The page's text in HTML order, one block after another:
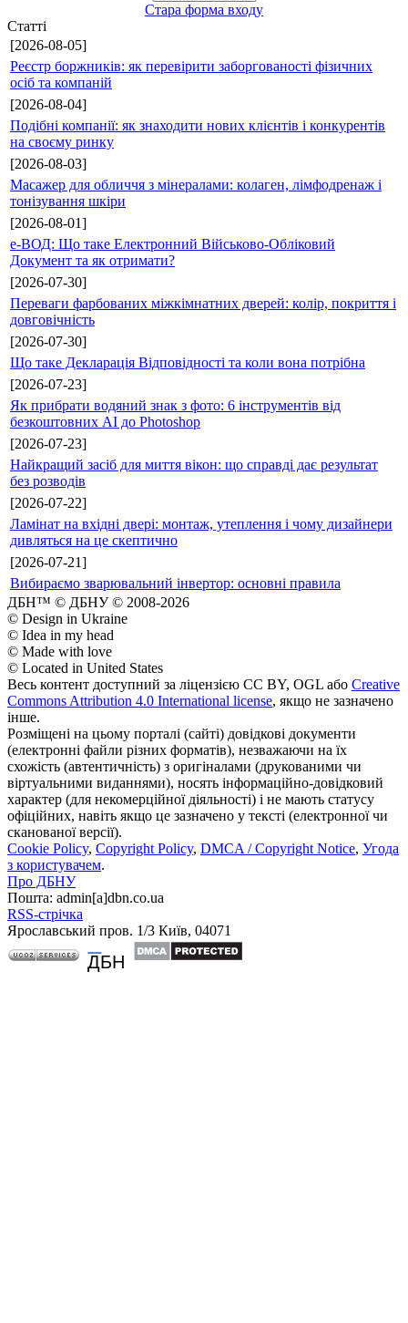
Стара форма входу
Статті
[2026-08-05]
Реєстр боржників: як перевірити заборгованості фізичних
осіб та компаній
[2026-08-04]
Подібні компанії: як знаходити нових клієнтів і конкурентів
на своєму ринку
[2026-08-03]
Масажер для обличчя з мінералами: колаген, лімфодренаж і
тонізування шкіри
[2026-08-01]
е-ВОД: Що таке Електронний Військово-Обліковий
Документ та як отримати?
[2026-07-30]
Переваги фарбованих міжкімнатних дверей: колір, покриття і
довговічність
[2026-07-30]
Що таке Декларація Відповідності та коли вона потрібна
[2026-07-23]
Як прибрати водяний знак з фото: 6 інструментів від
безкоштовних AI до Photoshop
[2026-07-23]
Найкращий засіб для миття вікон: що справді дає результат
без розводів
[2026-07-22]
Ламінат на вхідні двері: монтаж, утеплення і чому дизайнери
дивляться на це скептично
[2026-07-21]
Вибираємо зварювальний інвертор: основні правила
ДБН™ © ДБНУ © 2008-2026
© Design in Ukraine
© Idea in my head
© Made with love
© Located in United States
Весь контент доступний за ліцензією CC BY, OGL або Creative
Commons Attribution 4.0 International license, якщо не зазначено
інше.
Розміщені на цьому порталі (сайті) довідкові документи
(електронні файли різних форматів), незважаючи на їх
схожість (автентичність) з оригіналами (друкованими чи
віртуальними виданнями), носять інформаційно-довідковий
характер (для некомерційної діяльності) і не мають статусу
офіційних, навіть якщо це зазначено у тексті (електронної чи
сканованої версії).
Cookie Policy, Copyright Policy, DMCA / Copyright Notice, Угода
з користувачем.
Про ДБНУ
Пошта: admin[а]dbn.co.ua
RSS-стрічка
Ярославський пров. 1/3 Київ, 04071